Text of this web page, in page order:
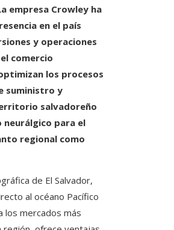
empresa Crowley ha
en el país
y operaciones
comercio
los procesos
suministro y
salvadoreño
neurálgico para el
regional como
de El Salvador,
al océano Pacífico
los mercados más